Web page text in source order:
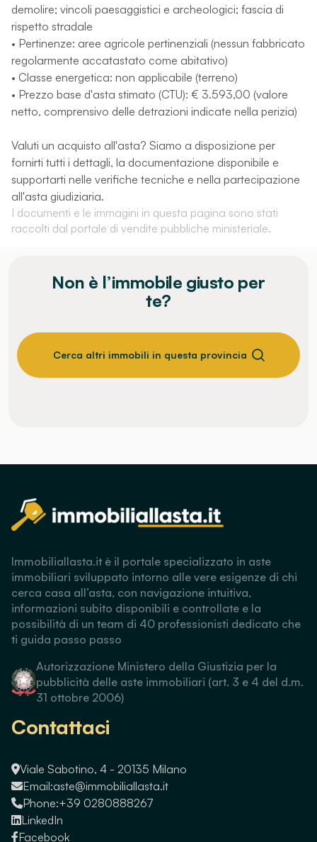
demolire; vincoli paesaggistici e archeologici; fascia di
rispetto stradale
• Pertinenze: aree agricole pertinenziali (nessun fabbricato
regolarmente accatastato come abitativo)
• Classe energetica: non applicabile (terreno)
• Prezzo base d'asta stimato (CTU): € 3.593,00 (valore
netto, comprensivo delle detrazioni indicate nella perizia)
Valuti un acquisto all'asta? Siamo a disposizione per
fornirti tutti i dettagli, la documentazione disponibile e
supportarti nelle verifiche tecniche e nella partecipazione
all'asta giudiziaria.
I documenti e le immagini in questa pagina sono stati
raccolti dal portale di vendite pubbliche ministeriale.
Non è l’immobile giusto per
te?
Cerca altri immobili in questa provincia
Immobiliallasta.it è il portale specializzato in aste
immobiliari sviluppato intorno alle vere esigenze di chi
cerca casa all’asta, con navigazione intuitiva,
informazioni subito disponibili e controllate e la
possibilità di un team di 40 professionisti dedicato che
ti guida passo passo
Autorizzazione Ministero della Giustizia per la
pubblicità delle aste immobiliari (art. 3 e 4 del d.m.
31 ottobre 2006)
Contattaci
Viale Sabotino, 4 - 20135 Milano
Email:aste@immobiliallasta.it
Phone:+39 0280888267
LinkedIn
Facebook